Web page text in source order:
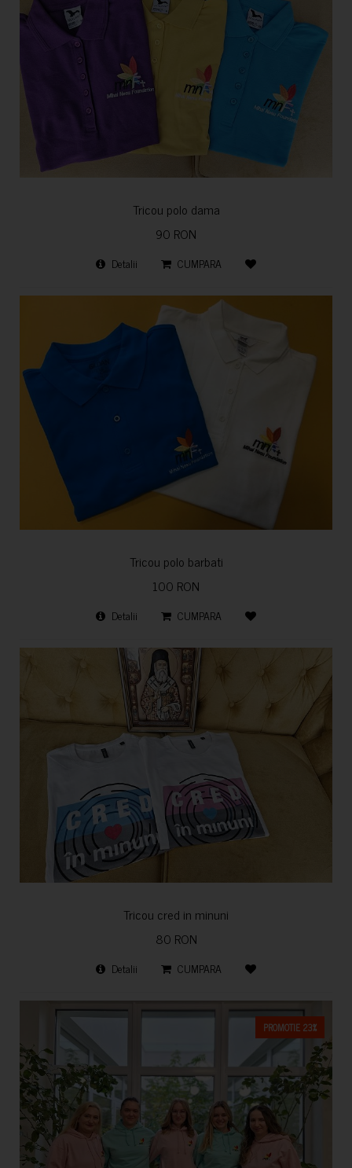
Tricou polo dama
90 RON
Detalii CUMPARA
Tricou polo barbati
100 RON
Detalii CUMPARA
Tricou cred in minuni
80 RON
Detalii CUMPARA
PROMOTIE 23%